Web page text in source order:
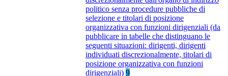
politico senza procedure pubbliche di
selezione e titolari di posizione
organizzativa con funzioni dirigenziali (da
pubblicare in tabelle che distinguano le
seguenti situazioni: dirigenti, dirigenti
individuati discrezionalmente, titolari di
posizione organizzativa con funzioni
dirigenziali) 9